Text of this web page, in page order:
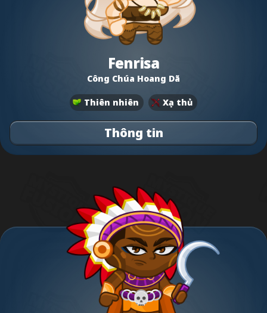
Fenrisa
Công Chúa Hoang Dã
Thiên nhiên Xạ thủ
Thông tin